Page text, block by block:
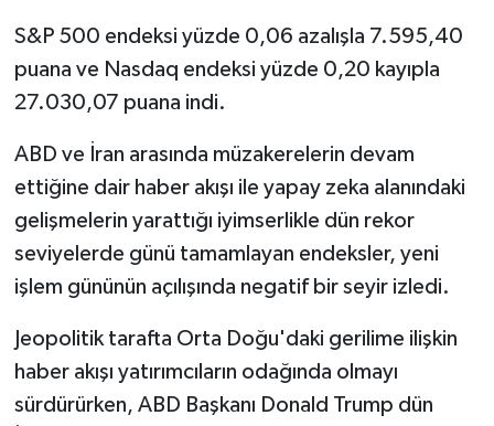
S&P 500 endeksi yüzde 0,06 azalışla 7.595,40
puana ve Nasdaq endeksi yüzde 0,20 kayıpla
27.030,07 puana indi.
ABD ve İran arasında müzakerelerin devam
ettiğine dair haber akışı ile yapay zeka alanındaki
gelişmelerin yarattığı iyimserlikle dün rekor
seviyelerde günü tamamlayan endeksler, yeni
işlem gününün açılışında negatif bir seyir izledi.
Jeopolitik tarafta Orta Doğu'daki gerilime ilişkin
haber akışı yatırımcıların odağında olmayı
sürdürürken, ABD Başkanı Donald Trump dün
İletişim